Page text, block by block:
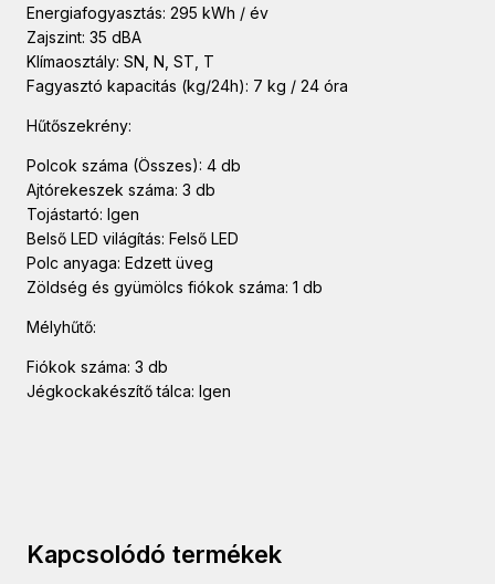
Energiafogyasztás: 295 kWh / év
Zajszint: 35 dBA
Klímaosztály: SN, N, ST, T
Fagyasztó kapacitás (kg/24h): 7 kg / 24 óra
Hűtőszekrény:
Polcok száma (Összes): 4 db
Ajtórekeszek száma: 3 db
Tojástartó: Igen
Belső LED világítás: Felső LED
Polc anyaga: Edzett üveg
Zöldség és gyümölcs fiókok száma: 1 db
Mélyhűtő:
Fiókok száma: 3 db
Jégkockakészítő tálca: Igen
Kapcsolódó termékek